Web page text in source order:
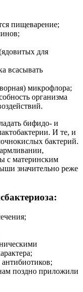
пищеварение;
для
всасывать
микрофлора;
организма
бифидо- и
И те, и
бактерий.
с материнским
значительно реже
поздно приложили